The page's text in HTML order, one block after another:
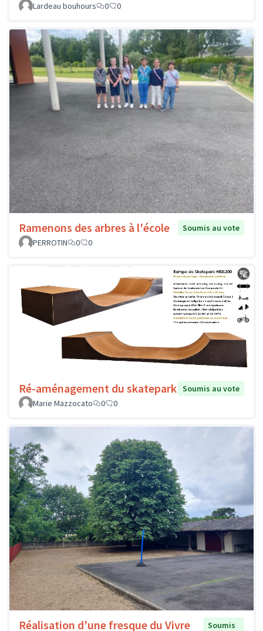
Lardeau bouhours
0 0
Ramenons des arbres à l'école
Soumis au vote
PERROTIN
0 0
Ré-aménagement du skatepark Soumis au vote
Marie Mazzocato
0 0
Réalisation d'une fresque du Vivre
Soumis